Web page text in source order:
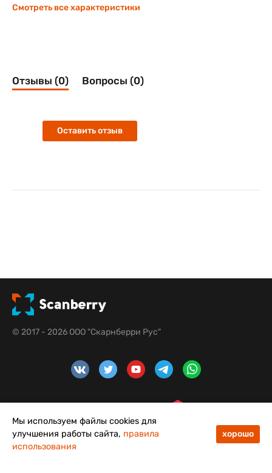
Смотреть все характеристики
Отзывы (0) Вопросы (0)
Оставить отзыв
© 2017 - 2026 ООО "Скарнберри Рус"
48
Мы используем файлы cookies для
улучшения работы сайта, правила
использования
хорошо